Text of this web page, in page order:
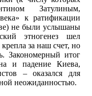
Затулиным,
к ратификации
не были услышаны
этногенез шел
за наш счет, но
Закономерный итог
и падение Киева,
– оказался для
неожиданностью.